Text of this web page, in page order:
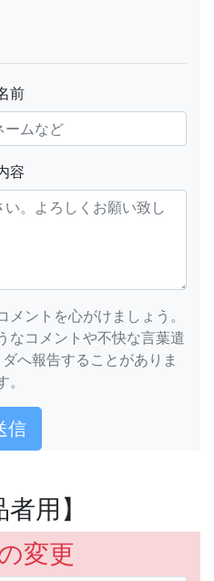
前
容
ントを心がけましょう。
なコメントや不快な言葉遣
へ報告することがありま
。
者用】
変更